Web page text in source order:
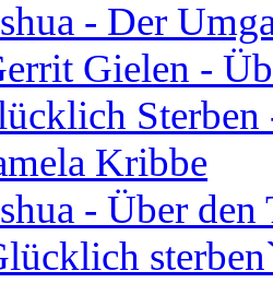
- Der
Gielen -
Kribbe
- Über